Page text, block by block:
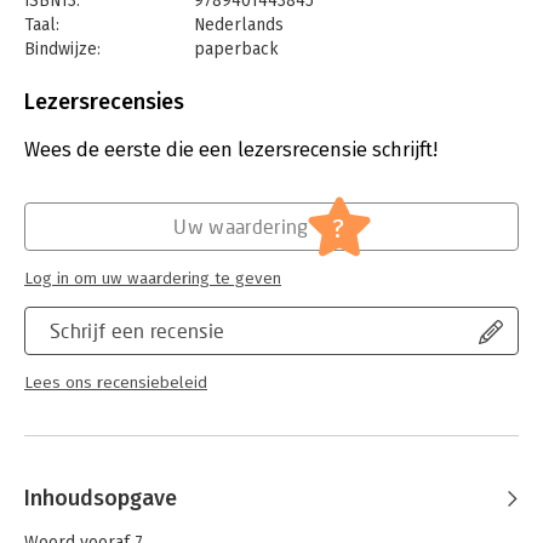
Taal:
Nederlands
Bindwijze:
paperback
Uitgever:
Verschijningsdatum:
7-10-2024
Strafrecht - Criminologie
Lezersrecensies
Wees de eerste die een lezersrecensie schrijft!
Schrijf een recensie
Lees ons recensiebeleid
Uw waardering ?
Log in om uw waardering te geven
Inhoudsopgave